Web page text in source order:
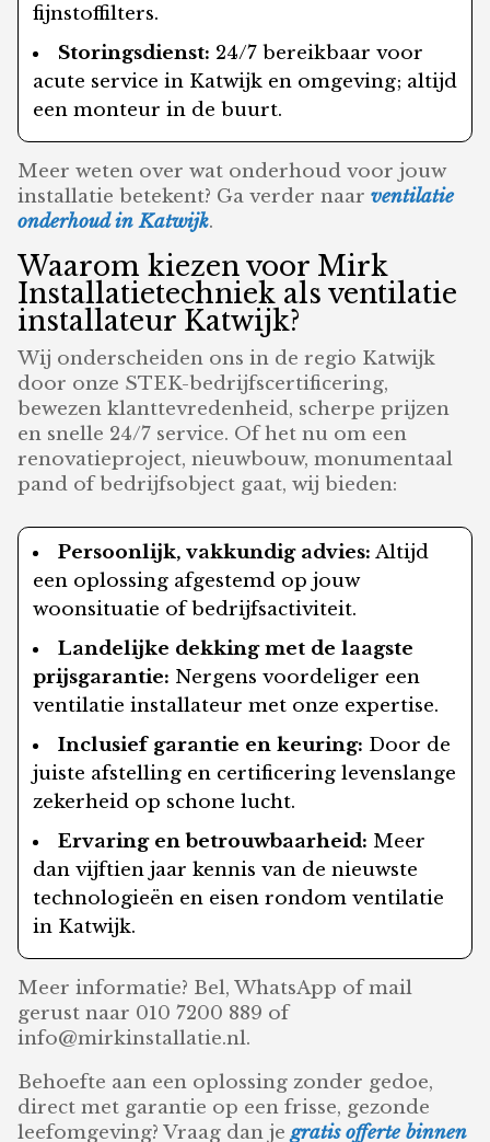
fijnstoffilters.
Storingsdienst: 24/7 bereikbaar voor
acute service in Katwijk en omgeving; altijd
een monteur in de buurt.
Meer weten over wat onderhoud voor jouw
installatie betekent? Ga verder naarventilatie
onderhoud in Katwijk.
Waarom kiezen voor Mirk
Installatietechniek als ventilatie
installateur Katwijk?
Wij onderscheiden ons in de regio Katwijk
door onze STEK-bedrijfscertificering,
bewezen klanttevredenheid, scherpe prijzen
en snelle 24/7 service. Of het nu om een
renovatieproject, nieuwbouw, monumentaal
pand of bedrijfsobject gaat, wij bieden:
Persoonlijk, vakkundig advies: Altijd
een oplossing afgestemd op jouw
woonsituatie of bedrijfsactiviteit.
Landelijke dekking met de laagste
prijsgarantie: Nergens voordeliger een
ventilatie installateur met onze expertise.
Inclusief garantie en keuring: Door de
juiste afstelling en certificering levenslange
zekerheid op schone lucht.
Ervaring en betrouwbaarheid: Meer
dan vijftien jaar kennis van de nieuwste
technologieën en eisen rondom ventilatie
in Katwijk.
Meer informatie? Bel, WhatsApp of mail
gerust naar 010 7200 889 of
info@mirkinstallatie.nl.
Behoefte aan een oplossing zonder gedoe,
direct met garantie op een frisse, gezonde
leefomgeving? Vraag dan jegratis offerte binnen